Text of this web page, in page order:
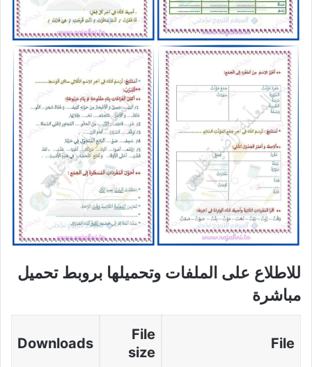
للاطلاع على الملفات وتحميلها بروبط تحميل
مباشرة
File
File
size
Downloads